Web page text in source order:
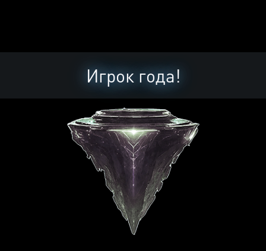
Игрок года!